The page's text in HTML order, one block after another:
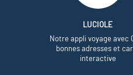
LUCIOLE
Notre appli voyage avec
bonnes adresses et
interactive